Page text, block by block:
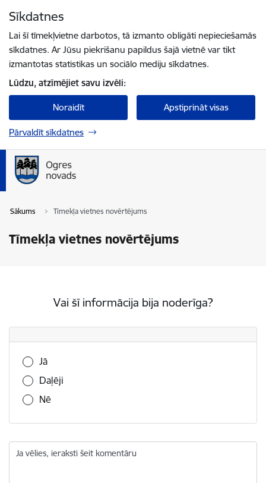
Sīkdatnes
Lai šī tīmekļvietne darbotos, tā izmanto obligāti nepieciešamās
sīkdatnes. Ar Jūsu piekrišanu papildus šajā vietnē var tikt
izmantotas statistikas un sociālo mediju sīkdatnes.
Lūdzu, atzīmējiet savu izvēli:
Noraidīt Apstiprināt visas
Pārvaldīt sīkdatnes
Sākums Tīmekļa vietnes novērtējums
Tīmekļa vietnes novērtējums
Vai šī informācija bija noderīga?
Vai šī informācija bija noderīga?
Jā
Daļēji
Nē
Ja vēlies, ieraksti šeit komentāru